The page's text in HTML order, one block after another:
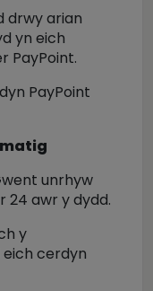
drwy arian
yn eich
PayPoint.
PayPoint
unrhyw
24 awr y dydd.
y
cerdyn